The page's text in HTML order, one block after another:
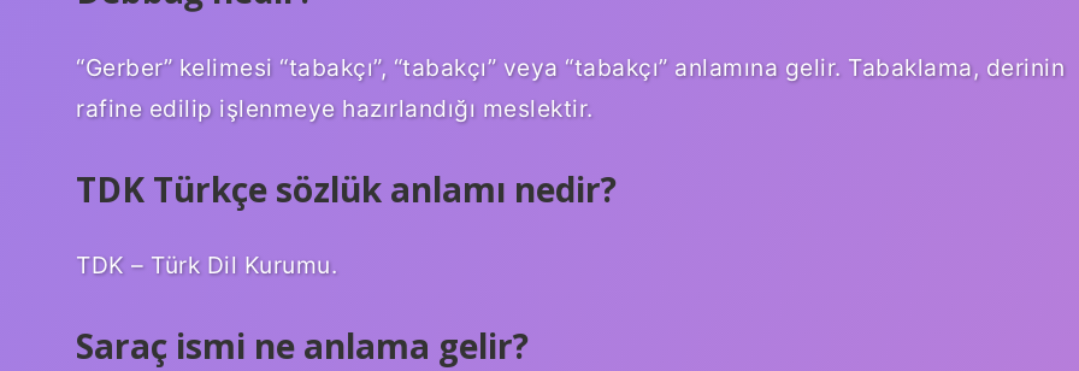
“Gerber” kelimesi “tabakçı”, “tabakçı” veya “tabakçı” anlamına gelir. Tabaklama, derinin
rafine edilip işlenmeye hazırlandığı meslektir.
TDK Türkçe sözlük anlamı nedir?
TDK – Türk Dil Kurumu.
Saraç ismi ne anlama gelir?